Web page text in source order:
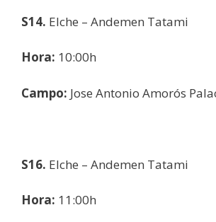
S14. Elche – Andemen Tatami
Hora: 10:00h
Campo: Jose Antonio Amorós
S16. Elche – Andemen Tatami
Hora: 11:00h